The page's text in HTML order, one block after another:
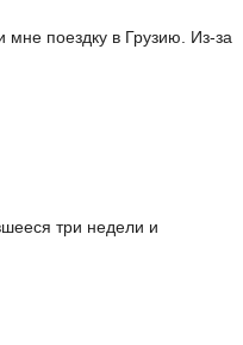
мне поездку в Грузию. Из-за
три недели и